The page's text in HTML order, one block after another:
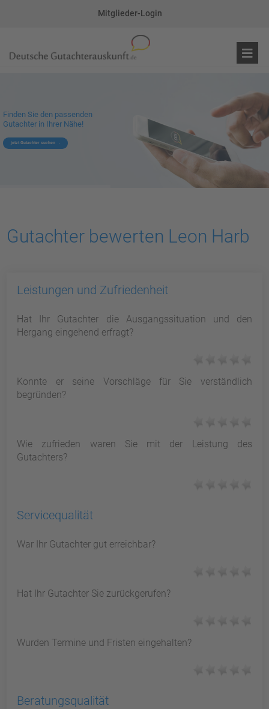
Mitglieder-Login
Finden Sie den passenden
Gutachter in Ihrer Nähe!
jetzt Gutachter suchen
Gutachter bewerten Leon Harb
Leistungen und Zufriedenheit
Hat Ihr Gutachter die Ausgangssituation und den
Hergang eingehend erfragt?
Konnte er seine Vorschläge für Sie verständlich
begründen?
Wie zufrieden waren Sie mit der Leistung des
Gutachters?
Servicequalität
War Ihr Gutachter gut erreichbar?
Hat Ihr Gutachter Sie zurückgerufen?
Wurden Termine und Fristen eingehalten?
Beratungsqualität